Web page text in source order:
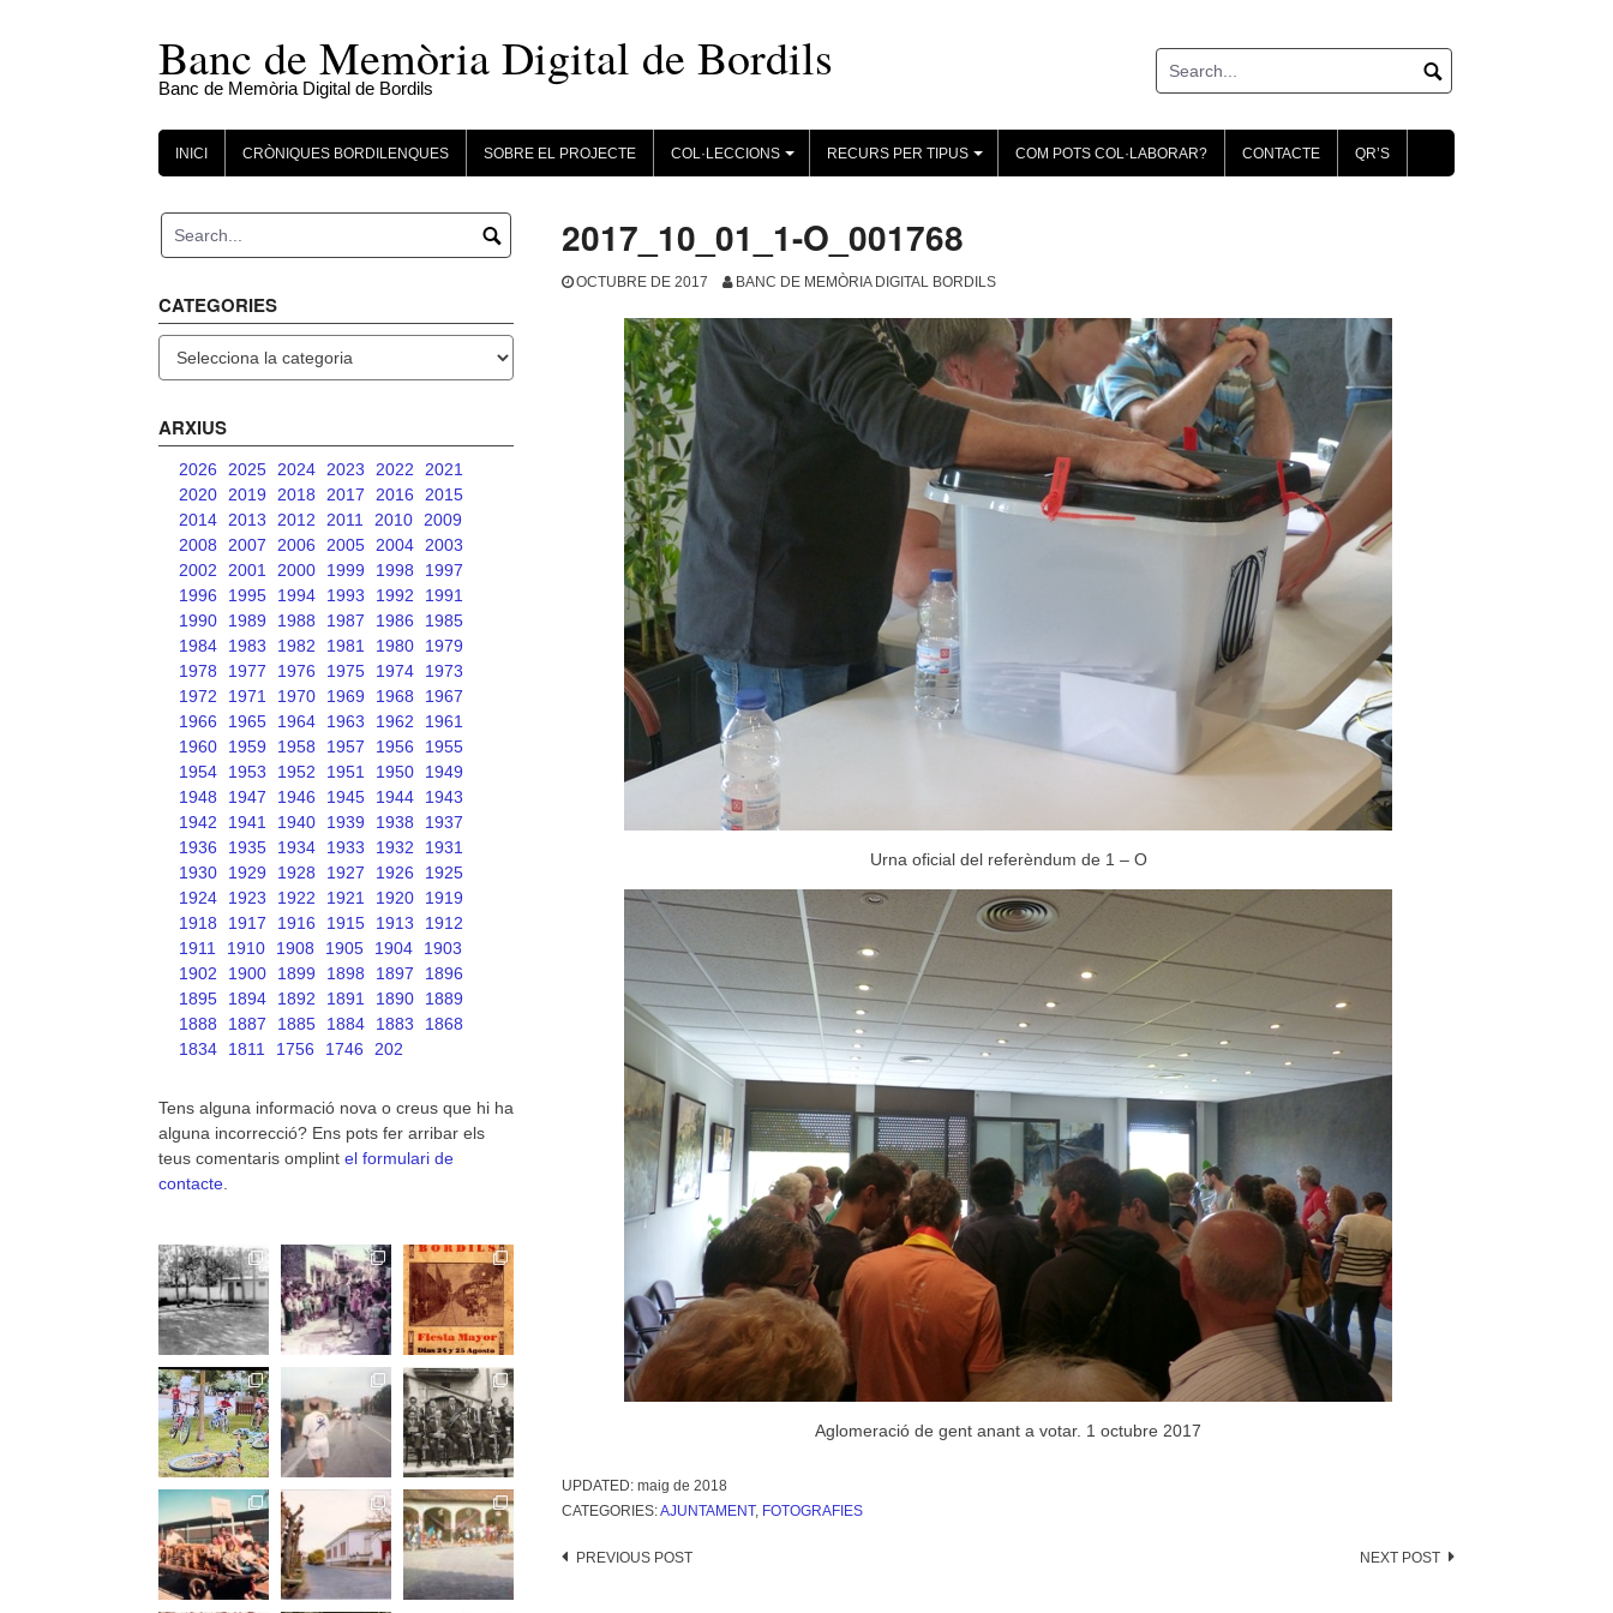
Banc de Memòria Digital de Bordils
Banc de Memòria Digital de Bordils
INICI CRÒNIQUES BORDILENQUES SOBRE EL PROJECTE
+
COL·LECCIONS
+
RECURS PER TIPUS COM POTS COL·LABORAR? CONTACTE QR’S
2017_10_01_1-O_001768
OCTUBRE DE 2017 BANC DE MEMÒRIA DIGITAL BORDILS
Urna oficial del referèndum de 1 – O
Aglomeració de gent anant a votar. 1 octubre 2017
UPDATED: maig de 2018
CATEGORIES:AJUNTAMENT, FOTOGRAFIES
Post
PREVIOUS POST NEXT POST
CATEGORIES
ARXIUS
2026 2025 2024 2023 2022
2021
2020
2019 2018 2017 2016
2015
2014
2013 2012 2011 2010
2009
2008
2007 2006 2005 2004
2003
2002
2001 2000 1999 1998
1997
1996
1995 1994 1993 1992
1991
1990
1989 1988 1987 1986
1985
1984
1983 1982 1981 1980
1979
1978
1977 1976 1975 1974
1973
1972
1971 1970 1969 1968
1967
1966
1965 1964 1963 1962
1961
1960
1959 1958 1957 1956
1955
1954
1953 1952 1951 1950
1949
1948
1947 1946 1945 1944
1943
1942
1941 1940 1939 1938
1937
1936
1935 1934 1933 1932
1931
1930
1929 1928 1927 1926
1925
1924
1923 1922 1921 1920
1919
1918
1917 1916 1915 1913
1912
1911
1910 1908 1905 1904
1903
1902
1900 1899 1898 1897
1896
1895
1894 1892 1891 1890
1889
1888
1887 1885 1884 1883
1868
1834
1811 1756 1746 202
Tens alguna informació nova o creus que hi ha
alguna incorrecció? Ens pots fer arribar els
teus comentaris omplint el formulari de
contacte